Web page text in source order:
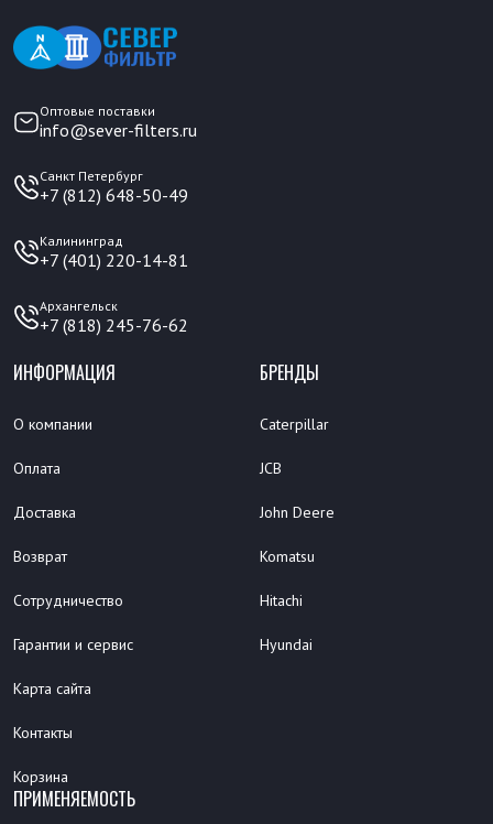
Оптовые поставки
info@sever-filters.ru
Санкт Петербург
+7 (812) 648-50-49
Калининград
+7 (401) 220-14-81
Архангельск
+7 (818) 245-76-62
ИНФОРМАЦИЯ
О компании
Оплата
Доставка
Возврат
Сотрудничество
Гарантии и сервис
Карта сайта
Контакты
Корзина
БРЕНДЫ
Caterpillar
JCB
John Deere
Komatsu
Hitachi
Hyundai
ПРИМЕНЯЕМОСТЬ